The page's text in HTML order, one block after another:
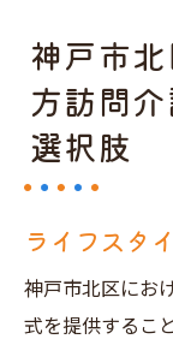
神戸市
方訪問
選択肢
ライフスタ
神戸市北区にお
式を提供するこ